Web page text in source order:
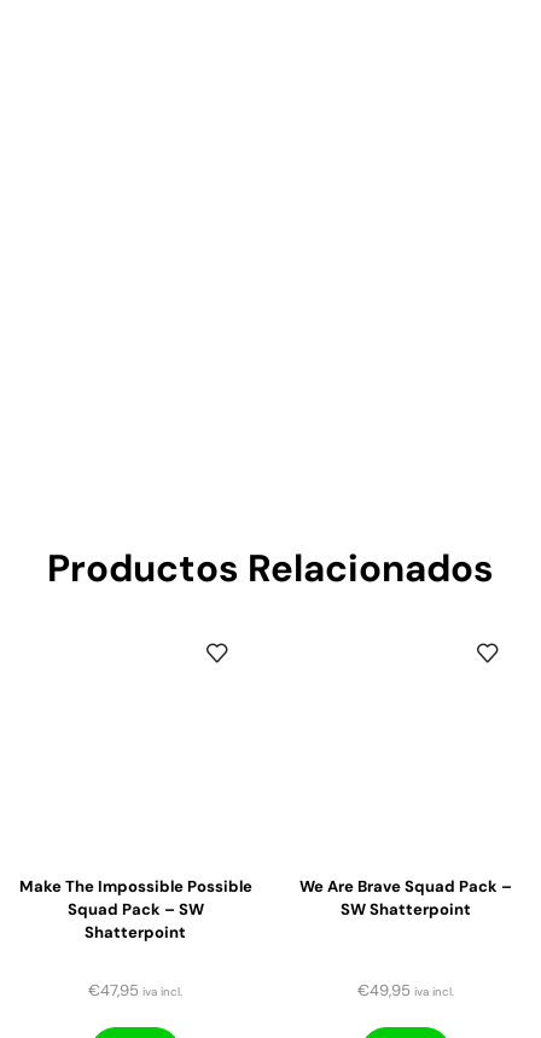
Productos Relacionados
Make The Impossible Possible
Squad Pack – SW
Shatterpoint
€47,95 iva incl.
We Are Brave Squad Pack –
SW Shatterpoint
€49,95 iva incl.